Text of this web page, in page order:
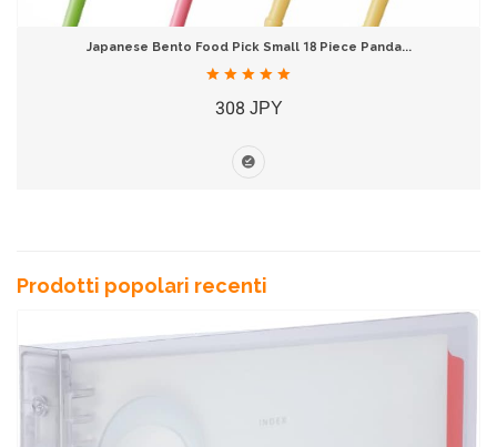
Japanese Bento Food Pick Small 18 Piece Panda...
308 JPY
Prodotti popolari recenti